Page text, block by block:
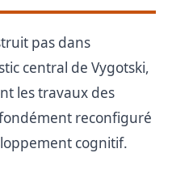
pas dans
central de Vygotski,
les travaux des
reconfiguré
cognitif.